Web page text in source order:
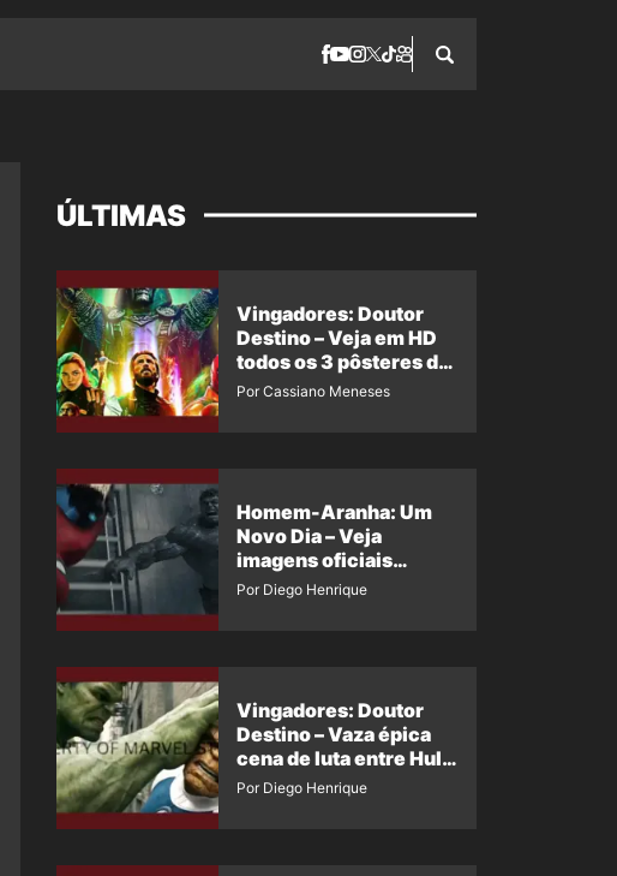
ÚLTIMAS
Vingadores: Doutor
Destino – Veja em HD
todos os 3 pôsteres de
‘Doomsday’ + 1 imagem
Por Cassiano Meneses
Homem-Aranha: Um
Novo Dia – Veja
imagens oficiais
descartadas do Hulk
Por Diego Henrique
Vingadores: Doutor
Destino – Vaza épica
cena de luta entre Hulk
e o Coisa
Por Diego Henrique